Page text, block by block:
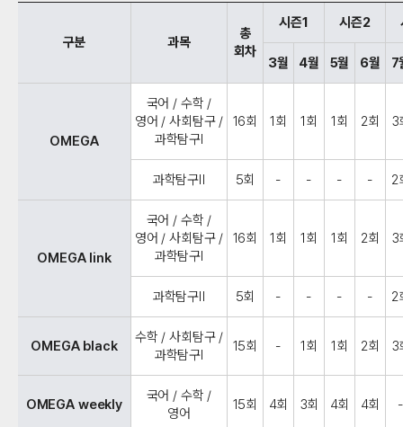
구분 과목
총
회차
시즌1 시즌2
3월 4월 5월 6월 7
OMEGA
국어 / 수학 /
영어 / 사회탐구 /
과학탐구Ⅰ
16회 1회 1회 1회 2회 3
과학탐구Ⅱ 5회 - - - - 2
OMEGA link
국어 / 수학 /
영어 / 사회탐구 /
과학탐구Ⅰ
16회 1회 1회 1회 2회 3
과학탐구Ⅱ 5회 - - - - 2
OMEGA black
수학 / 사회탐구 /
과학탐구Ⅰ
15회 - 1회 1회 2회 3
OMEGA weekly
국어 / 수학 /
영어
15회 4회 3회 4회 4회 -